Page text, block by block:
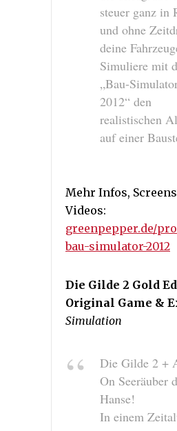
steuer ganz in
und ohne
deine
Simuliere mit
„Bau-
2012“ den
realistischen
auf einer
Mehr Infos,
Videos:
greenpepper.de/
bau-simulator-2012
Die Gilde 2 Gold
Original Game &
Simulation
Die Gilde 2 +
On Seeräuber
Hanse!
In einem